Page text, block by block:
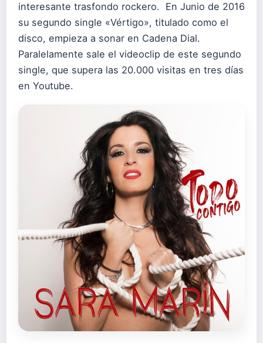
interesante trasfondo rockero. En Junio de 2016
su segundo single «Vértigo», titulado como el
disco, empieza a sonar en Cadena Dial.
Paralelamente sale el videoclip de este segundo
single, que supera las 20.000 visitas en tres días
en Youtube.